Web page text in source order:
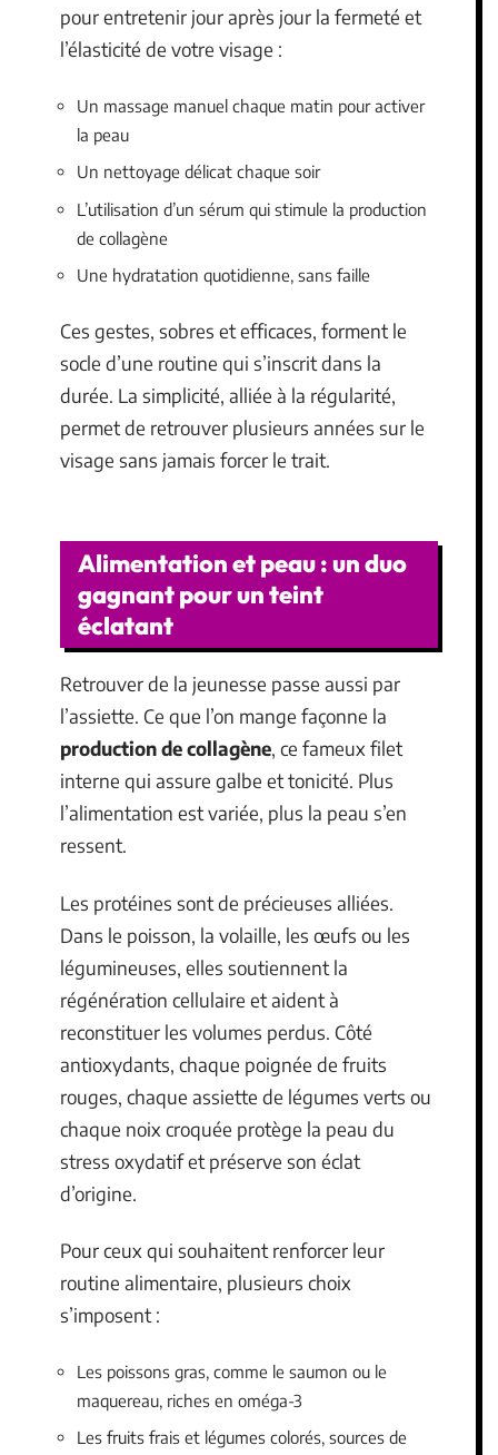
pour entretenir jour après jour la fermeté et
l’élasticité de votre visage :
Un massage manuel chaque matin pour activer
la peau
Un nettoyage délicat chaque soir
L’utilisation d’un sérum qui stimule la production
de collagène
Une hydratation quotidienne, sans faille
Ces gestes, sobres et efficaces, forment le
socle d’une routine qui s’inscrit dans la
durée. La simplicité, alliée à la régularité,
permet de retrouver plusieurs années sur le
visage sans jamais forcer le trait.
Alimentation et peau : un duo
gagnant pour un teint
éclatant
Retrouver de la jeunesse passe aussi par
l’assiette. Ce que l’on mange façonne la
production de collagène, ce fameux filet
interne qui assure galbe et tonicité. Plus
l’alimentation est variée, plus la peau s’en
ressent.
Les protéines sont de précieuses alliées.
Dans le poisson, la volaille, les œufs ou les
légumineuses, elles soutiennent la
régénération cellulaire et aident à
reconstituer les volumes perdus. Côté
antioxydants, chaque poignée de fruits
rouges, chaque assiette de légumes verts ou
chaque noix croquée protège la peau du
stress oxydatif et préserve son éclat
d’origine.
Pour ceux qui souhaitent renforcer leur
routine alimentaire, plusieurs choix
s’imposent :
Les poissons gras, comme le saumon ou le
maquereau, riches en oméga-3
Les fruits frais et légumes colorés, sources de